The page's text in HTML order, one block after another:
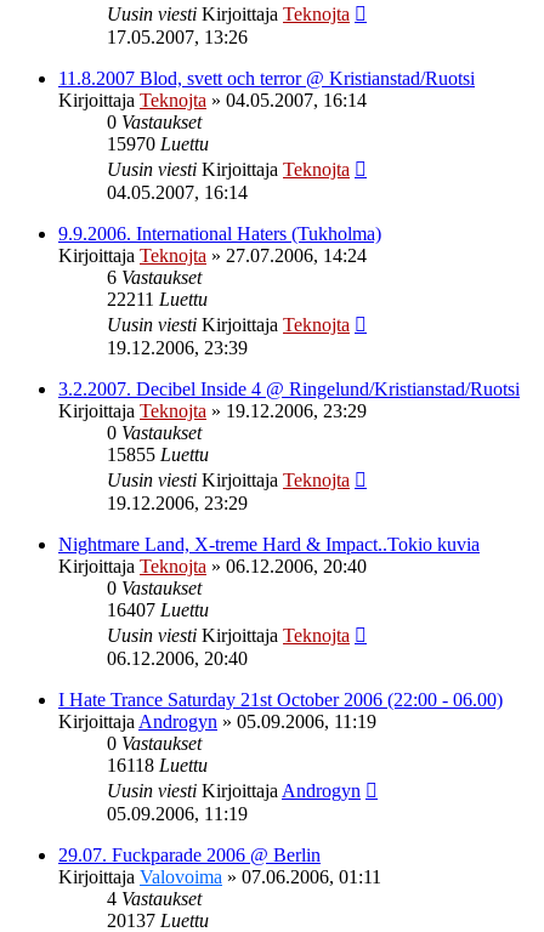
Uusin viesti Kirjoittaja Teknojta
17.05.2007, 13:26
11.8.2007 Blod, svett och terror @ Kristianstad/Ruotsi
Kirjoittaja Teknojta » 04.05.2007, 16:14
0 Vastaukset
15970 Luettu
Uusin viesti Kirjoittaja Teknojta
04.05.2007, 16:14
9.9.2006. International Haters (Tukholma)
Kirjoittaja Teknojta » 27.07.2006, 14:24
6 Vastaukset
22211 Luettu
Uusin viesti Kirjoittaja Teknojta
19.12.2006, 23:39
3.2.2007. Decibel Inside 4 @ Ringelund/Kristianstad/Ruotsi
Kirjoittaja Teknojta » 19.12.2006, 23:29
0 Vastaukset
15855 Luettu
Uusin viesti Kirjoittaja Teknojta
19.12.2006, 23:29
Nightmare Land, X-treme Hard & Impact..Tokio kuvia
Kirjoittaja Teknojta » 06.12.2006, 20:40
0 Vastaukset
16407 Luettu
Uusin viesti Kirjoittaja Teknojta
06.12.2006, 20:40
I Hate Trance Saturday 21st October 2006 (22:00 - 06.00)
Kirjoittaja Androgyn » 05.09.2006, 11:19
0 Vastaukset
16118 Luettu
Uusin viesti Kirjoittaja Androgyn
05.09.2006, 11:19
29.07. Fuckparade 2006 @ Berlin
Kirjoittaja Valovoima » 07.06.2006, 01:11
4 Vastaukset
20137 Luettu